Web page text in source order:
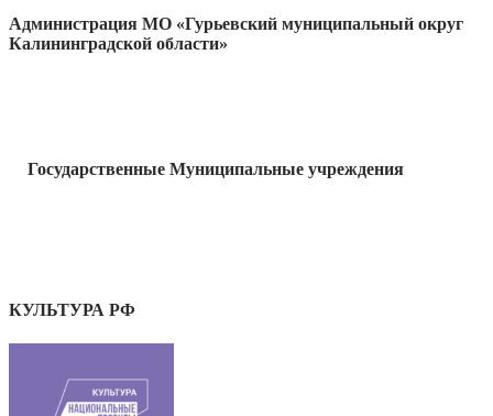
Администрация МО «Гурьевский муниципальный округ
Калининградской области»
Государственные Муниципальные учреждения
КУЛЬТУРА РФ